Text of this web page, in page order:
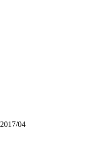
2017/04